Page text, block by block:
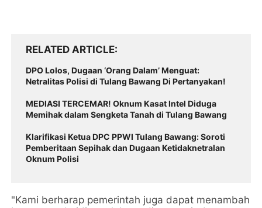
RELATED ARTICLE
DPO Lolos, Dugaan ‘Orang Dalam’ Menguat:
Netralitas Polisi di Tulang Bawang Di Pertanyakan!
MEDIASI TERCEMAR! Oknum Kasat Intel Diduga
Memihak dalam Sengketa Tanah di Tulang Bawang
Klarifikasi Ketua DPC PPWI Tulang Bawang: Soroti
Pemberitaan Sepihak dan Dugaan Ketidaknetralan
Oknum Polisi
"Kami berharap pemerintah juga dapat menambah